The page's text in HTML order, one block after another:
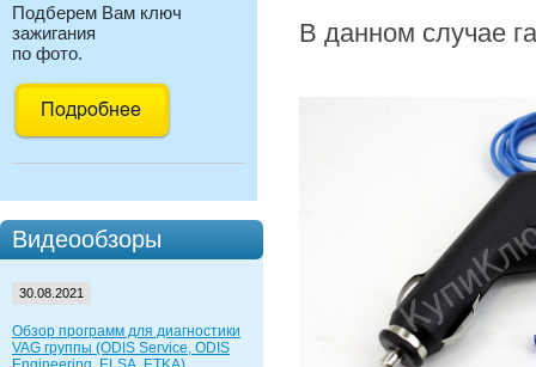
Подберем Вам ключ
зажигания
по фото.
Видеообзоры
30.08.2021
Обзор программ для диагностики
VAG группы (ODIS Service, ODIS
В данном случае